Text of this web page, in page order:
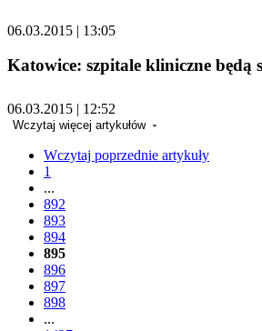
06.03.2015 | 13:05
Katowice: szpitale kliniczne będą
06.03.2015 | 12:52
Wczytaj więcej artykułów
Wczytaj poprzednie artykuły
1
...
892
893
894
895
896
897
898
...